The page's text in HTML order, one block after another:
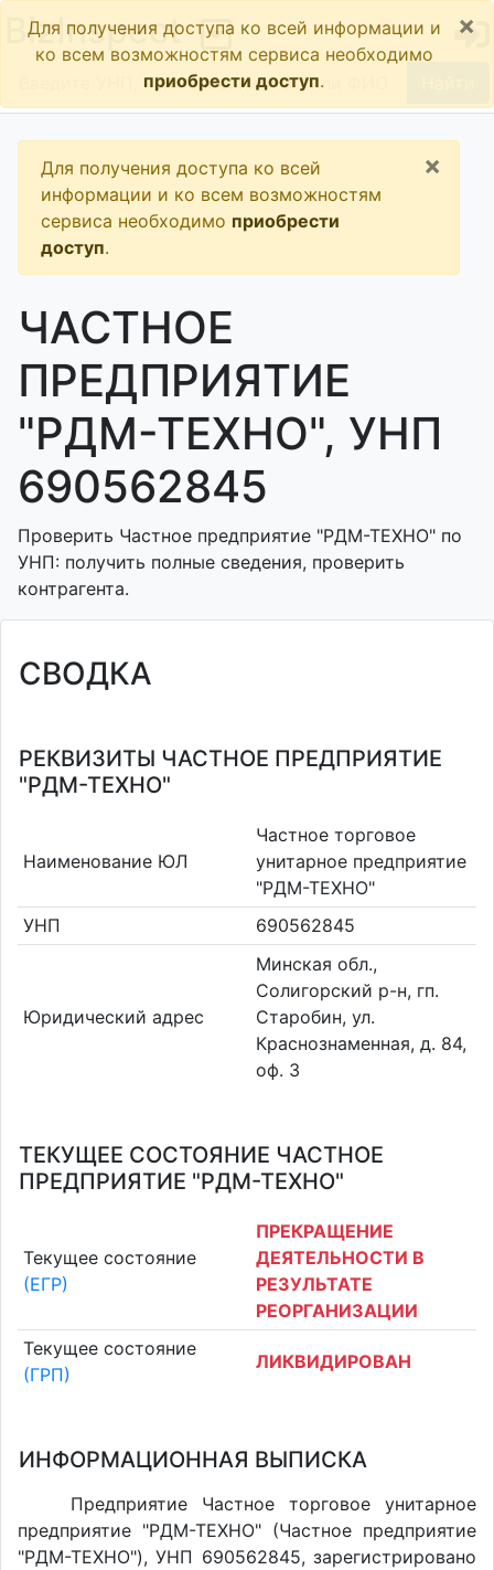
BizInspect
Для получения доступа ко всей информации и
ко всем возможностям сервиса необходимо
приобрести доступ.
×
Для получения доступа ко всей
информации и ко всем возможностям
сервиса необходимо приобрести
доступ.
×
ЧАСТНОЕ
ПРЕДПРИЯТИЕ
"РДМ-ТЕХНО", УНП
690562845
Проверить Частное предприятие "РДМ-ТЕХНО" по
УНП: получить полные сведения, проверить
контрагента.
СВОДКА
РЕКВИЗИТЫ ЧАСТНОЕ ПРЕДПРИЯТИЕ
"РДМ-ТЕХНО"
Наименование ЮЛ
Частное торговое
унитарное предприятие
"РДМ-ТЕХНО"
УНП
690562845
Юридический адрес
Минская обл.,
Солигорский р-н, гп.
Старобин, ул.
Краснознаменная, д. 84,
оф. 3
ТЕКУЩЕЕ СОСТОЯНИЕ ЧАСТНОЕ
ПРЕДПРИЯТИЕ "РДМ-ТЕХНО"
Текущее состояние
(ЕГР)
ПРЕКРАЩЕНИЕ
ДЕЯТЕЛЬНОСТИ В
РЕЗУЛЬТАТЕ
РЕОРГАНИЗАЦИИ
Текущее состояние
(ГРП)
ЛИКВИДИРОВАН
ИНФОРМАЦИОННАЯ ВЫПИСКА
Предприятие Частное торговое унитарное
предприятие "РДМ-ТЕХНО" (Частное предприятие
"РДМ-ТЕХНО"), УНП 690562845, зарегистрировано